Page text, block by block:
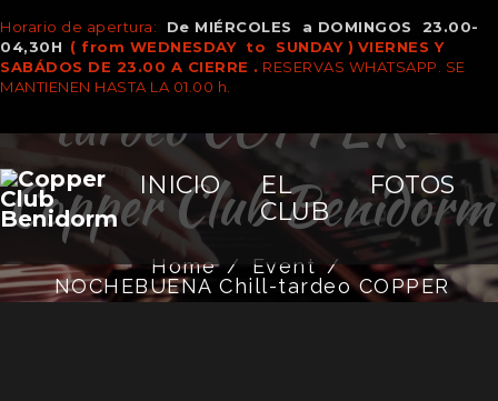
Horario de apertura:
De MIÉRCOLES a DOMINGOS 23.00-
04,30H ( from WEDNESDAY to SUNDAY ) VIERNES Y
SABÁDOS DE 23.00 A CIERRE . RESERVAS WHATSAPP. SE
MANTIENEN HASTA LA 01.00 h.
INICIO
EL
CLUB
FOTOS
NOCHEBUENA Chill-
tardeo COPPER -
Copper Club Benidorm
Home / Event /
NOCHEBUENA Chill-tardeo COPPER